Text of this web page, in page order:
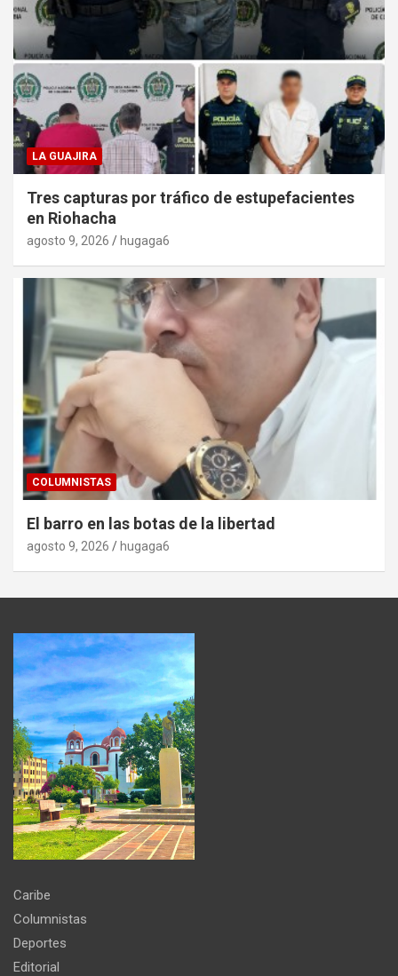
LA GUAJIRA
Tres capturas por tráfico de estupefacientes
en Riohacha
agosto 9, 2026 hugaga6
COLUMNISTAS
El barro en las botas de la libertad
agosto 9, 2026 hugaga6
Caribe
Columnistas
Deportes
Editorial